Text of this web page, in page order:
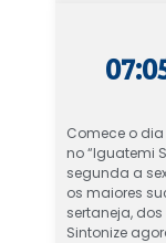
Comece o
no “Iguatemi
segunda a
os maiores
sertaneja,
Sintonize